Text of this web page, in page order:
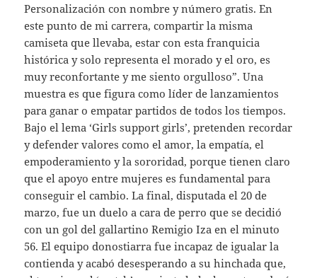
Personalización con nombre y número gratis. En
este punto de mi carrera, compartir la misma
camiseta que llevaba, estar con esta franquicia
histórica y solo representa el morado y el oro, es
muy reconfortante y me siento orgulloso”. Una
muestra es que figura como líder de lanzamientos
para ganar o empatar partidos de todos los tiempos.
Bajo el lema ‘Girls support girls’, pretenden recordar
y defender valores como el amor, la empatía, el
empoderamiento y la sororidad, porque tienen claro
que el apoyo entre mujeres es fundamental para
conseguir el cambio. La final, disputada el 20 de
marzo, fue un duelo a cara de perro que se decidió
con un gol del gallartino Remigio Iza en el minuto
56. El equipo donostiarra fue incapaz de igualar la
contienda y acabó desesperando a su hinchada que,